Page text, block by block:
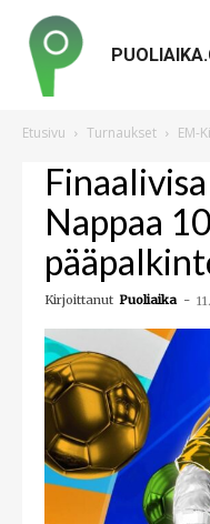
Etusivu Turnaukset EM-
Nappaa
Kirjoittanut Puoliaika -